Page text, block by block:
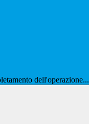
dell'operazione...